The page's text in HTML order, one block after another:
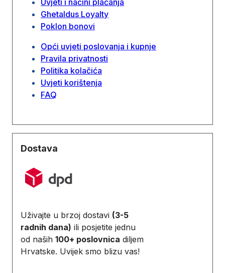
Ghetaldus Loyalty
Poklon bonovi
Opći uvjeti poslovanja i kupnje
Pravila privatnosti
Politika kolačića
Uvjeti korištenja
FAQ
Dostava
Uživajte u brzoj dostavi (3-5
radnih dana) ili posjetite jednu
od naših 100+ poslovnica diljem
Hrvatske. Uvijek smo blizu vas!